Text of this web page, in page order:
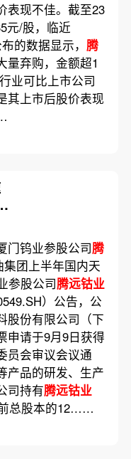
表现不佳。截至23
元/股，临近
的数据显示， 腾
量弃购，金额超1
业可比上市公司
其上市后股价表现
门钨业参股公司腾
团上半年国内天
参股公司腾远钴业
）公告，公
股份有限公司（下
申请于9月9日获得
员会审议会议通
产品的研发、生产
司持有腾远钴业
总股本的12……